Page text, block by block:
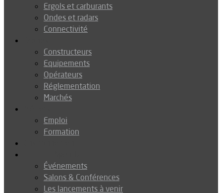
Ergols et carburants
Ondes et radars
Connectivité
Constructeurs
Equipements
Opérateurs
Réglementation
Marchés
Emploi
Formation
Événements
Salons & Conférences
Les lancements à venir